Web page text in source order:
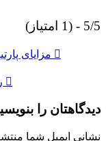
5/5 - (1 امتیاز)
مزایای
دیدگاهتان را
نشانی ایمیل شما